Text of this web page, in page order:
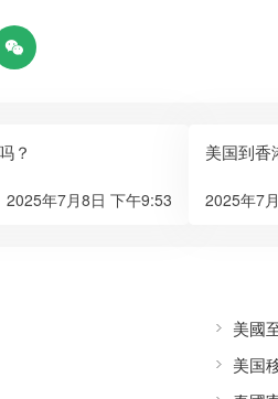
？
2025年7月8日 下午9:53
美国到香
2025年7
美國
美国